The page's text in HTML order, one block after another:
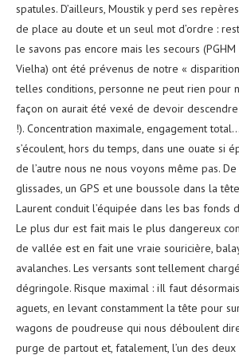
spatules. D’ailleurs, Moustik y perd ses
de place au doute et un seul mot d’ordre :
le savons pas encore mais les secours
Vielha) ont été prévenus de notre « disparition
telles conditions, personne ne peut rien pour
façon on aurait été vexé de devoir
!). Concentration maximale, engagement
s’écoulent, hors du temps, dans une ouate si
de l’autre nous ne nous voyons même pas.
glissades, un GPS et une boussole dans la
Laurent conduit l’équipée dans les bas fonds
Le plus dur est fait mais le plus dangereux
de vallée est en fait une vraie souricière,
avalanches. Les versants sont tellement
dégringole. Risque maximal : iIl faut
aguets, en levant constamment la tête pour
wagons de poudreuse qui nous déboulent
purge de partout et, fatalement, l’un des